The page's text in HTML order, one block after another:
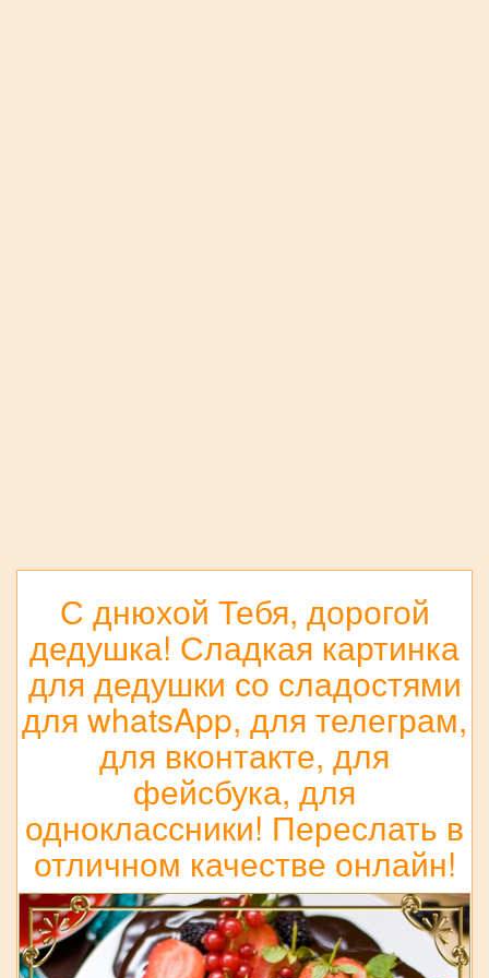
С днюхой Тебя, дорогой
дедушка! Сладкая картинка
для дедушки со сладостями
для whatsApp, для телеграм,
для вконтакте, для
фейсбука, для
одноклассники! Переслать в
отличном качестве онлайн!